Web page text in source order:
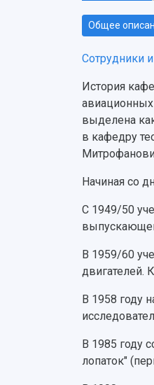
Общее
Сотрудники
История
авиационных
выделена
в кафедру
Начиная со
С 1949/50
В 1959/60
двигателей.
В 1958 году
В 1985 году
лопаток"